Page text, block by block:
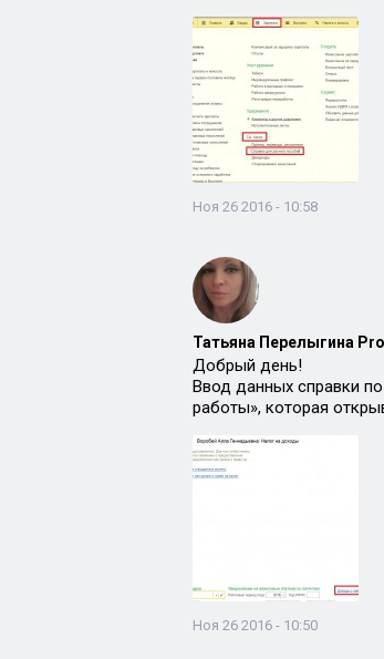
Ноя 26 2016 - 10:58
Татьяна Перелыгина
Добрый день!
Ввод данных справки
работы», которая
Ноя 26 2016 - 10:50